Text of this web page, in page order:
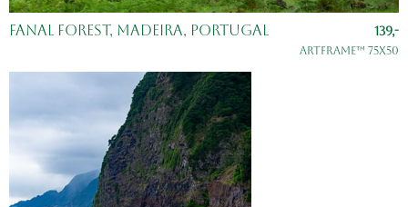
Fanal Forest, Madeira, Portugal 139,-
ArtFrame™ 75x50